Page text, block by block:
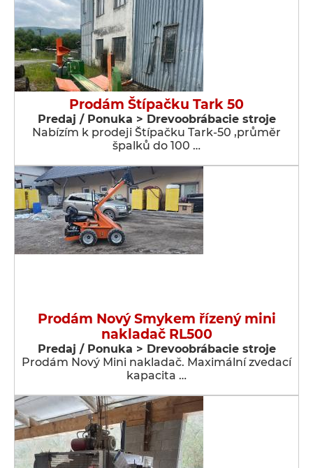
Prodám Štípačku Tark 50
Predaj / Ponuka > Drevoobrábacie stroje
Nabízím k prodeji Štípačku Tark-50 ,průměr
špalků do 100 …
Prodám Nový Smykem řízený mini
nakladač RL500
Predaj / Ponuka > Drevoobrábacie stroje
Prodám Nový Mini nakladač. Maximální zvedací
kapacita …